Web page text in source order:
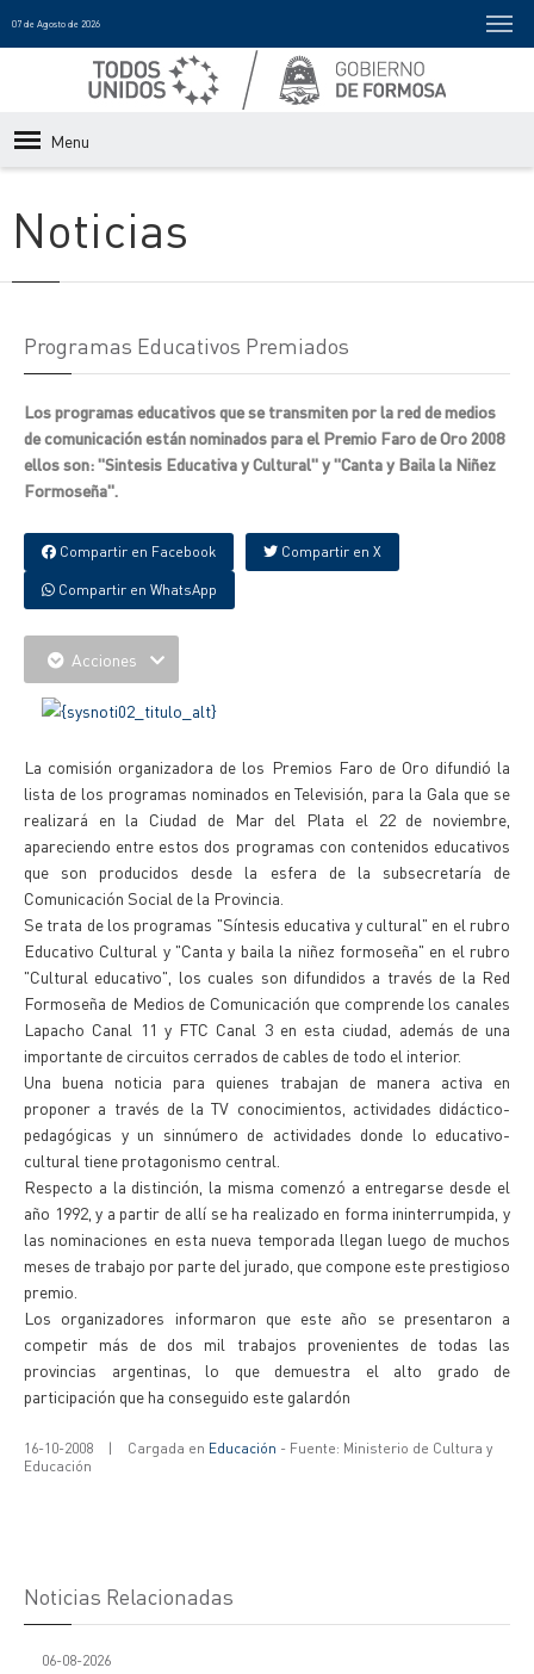
07 de Agosto de 2026
Menu
Noticias
Programas Educativos Premiados
Los programas educativos que se transmiten por la red de medios
de comunicación están nominados para el Premio Faro de Oro 2008
ellos son: "Sintesis Educativa y Cultural" y "Canta y Baila la Niñez
Formoseña".
Compartir en Facebook Compartir en X
Compartir en WhatsApp
Acciones
La comisión organizadora de los Premios Faro de Oro difundió la
lista de los programas nominados en Televisión, para la Gala que se
realizará en la Ciudad de Mar del Plata el 22 de noviembre,
apareciendo entre estos dos programas con contenidos educativos
que son producidos desde la esfera de la subsecretaría de
Comunicación Social de la Provincia.
Se trata de los programas "Síntesis educativa y cultural" en el rubro
Educativo Cultural y "Canta y baila la niñez formoseña" en el rubro
"Cultural educativo", los cuales son difundidos a través de la Red
Formoseña de Medios de Comunicación que comprende los canales
Lapacho Canal 11 y FTC Canal 3 en esta ciudad, además de una
importante de circuitos cerrados de cables de todo el interior.
Una buena noticia para quienes trabajan de manera activa en
proponer a través de la TV conocimientos, actividades didáctico-
pedagógicas y un sinnúmero de actividades donde lo educativo-
cultural tiene protagonismo central.
Respecto a la distinción, la misma comenzó a entregarse desde el
año 1992, y a partir de allí se ha realizado en forma ininterrumpida, y
las nominaciones en esta nueva temporada llegan luego de muchos
meses de trabajo por parte del jurado, que compone este prestigioso
premio.
Los organizadores informaron que este año se presentaron a
competir más de dos mil trabajos provenientes de todas las
provincias argentinas, lo que demuestra el alto grado de
participación que ha conseguido este galardón
16-10-2008 | Cargada en Educación - Fuente: Ministerio de Cultura y
Educación
Noticias Relacionadas
06-08-2026